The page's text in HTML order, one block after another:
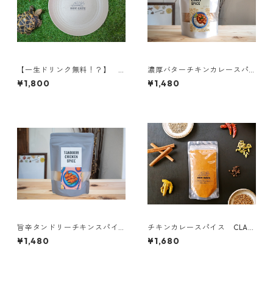
【一生ドリンク無料！？】
コブカフェのカレーが一番美
味しく盛れるオリジナルカレ
¥1,800
濃厚バターチキンカレースパ
イス 【KANTAN ZEPPIN】
¥1,480
旨辛タンドリーチキンスパイ
ス 【KANTANZEPPIN】
¥1,480
チキンカレースパイス CLAS
SICシリーズ
¥1,680